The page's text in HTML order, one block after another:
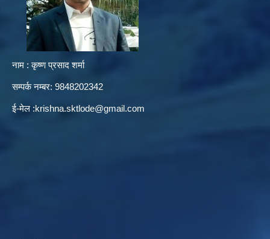
नाम : कृष्ण प्रसाद शर्मा
सम्पर्क नम्बर: 9848202342
ई-मेल :krishna.sktlode@gmail.com